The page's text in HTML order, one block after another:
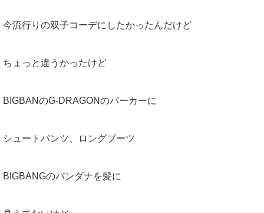
今流行りの双子コーデにしたかったんだけど
ちょっと違うかったけど
BIGBANのG-DRAGONのパーカーに
シュートパンツ、ロングブーツ
BIGBANGのバンダナを髪に